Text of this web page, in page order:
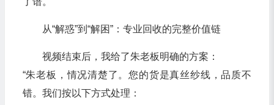
从“解惑”到“解困”：专业回收的完整价值链
视频结束后，我给了朱老板明确的方案：
“朱老板，情况清楚了。您的货是真丝纱线，品质不
错。我们按以下方式处理：